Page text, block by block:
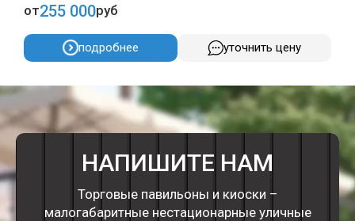
от255 000руб
подробнее уточнить цену
НАПИШИТЕ НАМ
Торговые павильоны и киоски –
малогабаритные нестационарные уличные